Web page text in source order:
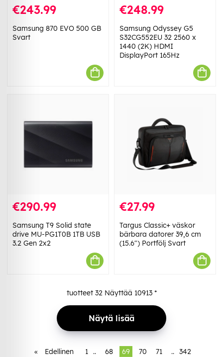
€243.99
Samsung 870 EVO 500 GB
Svart
€248.99
Samsung Odyssey G5
S32CG552EU 32 2560 x
1440 (2K) HDMI
DisplayPort 165Hz
€290.99
Samsung T9 Solid state
drive MU-PG1T0B 1TB USB
3.2 Gen 2x2
€27.99
Targus Classic+ väskor
bärbara datorer 39,6 cm
(15.6") Portfölj Svart
tuotteet 32Näyttää 10913*
Näytä lisää
« Edellinen 1 .. 68 69 70 71 .. 342